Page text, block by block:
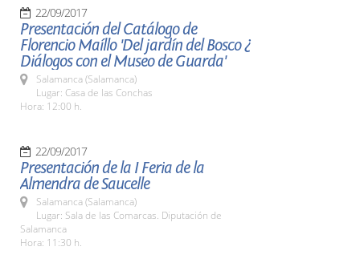
22/09/2017
Presentación del Catálogo de
Florencio Maíllo 'Del jardín del Bosco ¿
Diálogos con el Museo de Guarda'
Salamanca (Salamanca)
Lugar: Casa de las Conchas
Hora: 12:00 h.
22/09/2017
Presentación de la I Feria de la
Almendra de Saucelle
Salamanca (Salamanca)
Lugar: Sala de las Comarcas. Diputación de
Salamanca
Hora: 11:30 h.